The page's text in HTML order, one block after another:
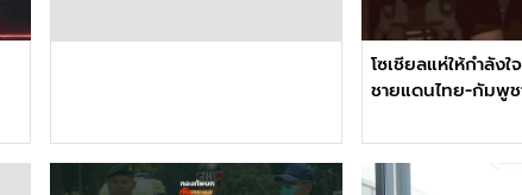
โซเชียลแห่ให้กำลัง
ชายแดนไทย-กัมพูช